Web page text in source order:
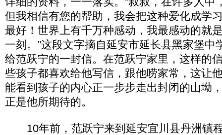
但我相信有您的帮助，我会把这种爱化成学
最好！世界上有千万种感动，我最感动的就
一刻。”这段文字摘自延安市延长县黑家堡中
给范跃宁的一封信。在范跃宁家里，这样的
些孩子都喜欢给他写信，跟他唠家常，这让
能看到孩子的内心正一步步走出封闭的山坳
正是他所期待的。
10年前，范跃宁来到延安宜川县丹洲镇